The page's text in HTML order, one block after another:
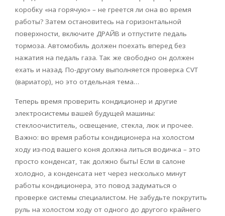
коробку «на горячую» – не греется ли она во время
работы? Затем остановитесь на горизонтальной
поверхности, включите ДРАЙВ и отпустите педаль
тормоза. Автомобиль должен поехать вперед без
нажатия на педаль газа. Так же свободно он должен
ехать и назад. По-другому выполняется проверка CVT
(вариатор), но это отдельная тема…
Теперь время проверить кондиционер и другие
электросистемы вашей будущей машины:
стеклоочиститель, освещение, стекла, люк и прочее.
Важно: во время работы кондиционера на холостом
ходу из-под вашего коня должна литься водичка – это
просто конденсат, так должно быть! Если в салоне
холодно, а конденсата нет через несколько минут
работы кондиционера, это повод задуматься о
проверке системы специалистом. Не забудьте покрутить
руль на холостом ходу от одного до другого крайнего